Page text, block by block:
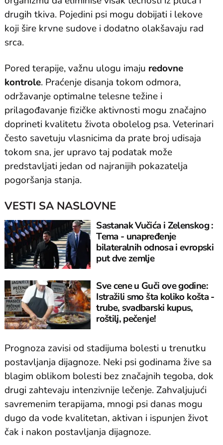
drugih tkiva. Pojedini psi mogu dobijati i lekove
koji šire krvne sudove i dodatno olakšavaju rad
srca.
Pored terapije, važnu ulogu imaju redovne
kontrole. Praćenje disanja tokom odmora,
održavanje optimalne telesne težine i
prilagođavanje fizičke aktivnosti mogu značajno
doprineti kvalitetu života obolelog psa. Veterinari
često savetuju vlasnicima da prate broj udisaja
tokom sna, jer upravo taj podatak može
predstavljati jedan od najranijih pokazatelja
pogoršanja stanja.
VESTI SA NASLOVNE
Sastanak Vučića i Zelenskog :
Tema - unapređenje
bilateralnih odnosa i evropski
put dve zemlje
Sve cene u Guči ove godine:
Istražili smo šta koliko košta -
trube, svadbarski kupus,
roštilj, pečenje!
Prognoza zavisi od stadijuma bolesti u trenutku
postavljanja dijagnoze. Neki psi godinama žive sa
blagim oblikom bolesti bez značajnih tegoba, dok
drugi zahtevaju intenzivnije lečenje. Zahvaljujući
savremenim terapijama, mnogi psi danas mogu
dugo da vode kvalitetan, aktivan i ispunjen život
čak i nakon postavljanja dijagnoze.